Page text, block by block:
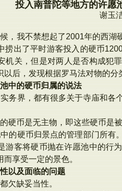
投入南普陀等地方的许愿
谢玉
，我不禁想起了2001年的西
捞出了平时游客投入的硬币
机关，但是对两人是否构成犯
后，发现根据罗马法对物的分
中的硬币归属的说法
务界，都有很多关于寺庙和各
硬币是无主物，即这些硬币是
的硬币归景点的管理部门所有
游客将硬币抛在许愿池中的行
享受一定的景色。
以及面临的问题
欠缺妥当性。